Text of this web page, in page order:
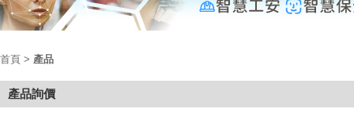
首頁 > 產品
產品詢價